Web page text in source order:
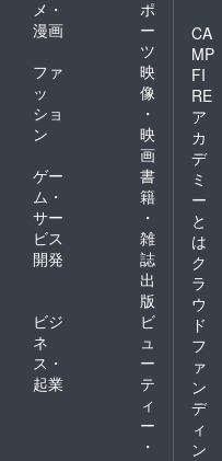
メ・
漫画
ポ
ー
ツ
ファ
ッ
ショ
ン
映
像
・
映
画
ゲー
ム・
サー
ビス
開発
書
籍
・
雑
誌
出
版
ビジ
ネ
ス・
起業
ビ
ュ
ー
テ
ィ
ー
・
CA
MP
FI
RE
ア
カ
デ
ミ
ー
と
は
ク
ラ
ウ
ド
フ
ァ
ン
デ
ィ
ン